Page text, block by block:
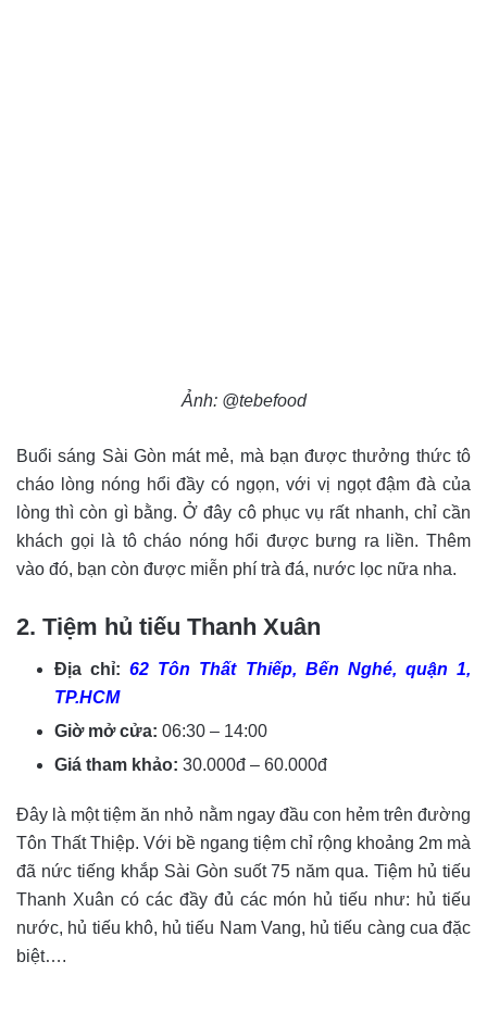
Ảnh: @tebefood
Buổi sáng Sài Gòn mát mẻ, mà bạn được thưởng thức tô
cháo lòng nóng hổi đầy có ngọn, với vị ngọt đậm đà của
lòng thì còn gì bằng. Ở đây cô phục vụ rất nhanh, chỉ cần
khách gọi là tô cháo nóng hổi được bưng ra liền. Thêm
vào đó, bạn còn được miễn phí trà đá, nước lọc nữa nha.
2. Tiệm hủ tiếu Thanh Xuân
Địa chỉ: 62 Tôn Thất Thiếp, Bến Nghé, quận 1,
TP.HCM
Giờ mở cửa: 06:30 – 14:00
Giá tham khảo: 30.000đ – 60.000đ
Đây là một tiệm ăn nhỏ nằm ngay đầu con hẻm trên đường
Tôn Thất Thiệp. Với bề ngang tiệm chỉ rộng khoảng 2m mà
đã nức tiếng khắp Sài Gòn suốt 75 năm qua. Tiệm hủ tiếu
Thanh Xuân có các đầy đủ các món hủ tiếu như: hủ tiếu
nước, hủ tiếu khô, hủ tiếu Nam Vang, hủ tiếu càng cua đặc
biệt….